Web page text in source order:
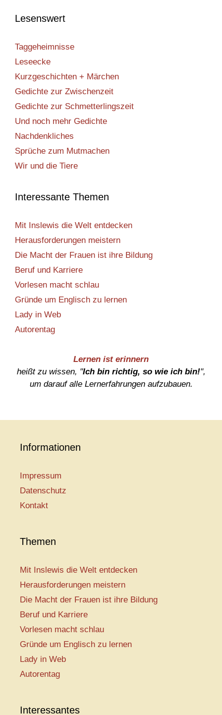
Lesenswert
Taggeheimnisse
Leseecke
Kurzgeschichten + Märchen
Gedichte zur Zwischenzeit
Gedichte zur Schmetterlingszeit
Und noch mehr Gedichte
Nachdenkliches
Sprüche zum Mutmachen
Wir und die Tiere
Interessante Themen
Mit Inslewis die Welt entdecken
Herausforderungen meistern
Die Macht der Frauen ist ihre Bildung
Beruf und Karriere
Vorlesen macht schlau
Gründe um Englisch zu lernen
Lady in Web
Autorentag
Lernen ist erinnern
heißt zu wissen, "Ich bin richtig, so wie ich bin!",
um darauf alle Lernerfahrungen aufzubauen.
Informationen
Impressum
Datenschutz
Kontakt
Themen
Mit Inslewis die Welt entdecken
Herausforderungen meistern
Die Macht der Frauen ist ihre Bildung
Beruf und Karriere
Vorlesen macht schlau
Gründe um Englisch zu lernen
Lady in Web
Autorentag
Interessantes